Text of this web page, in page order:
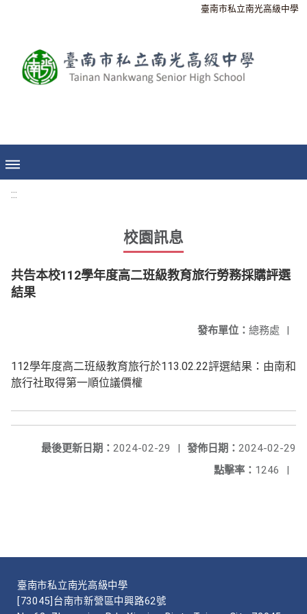
臺南市私立南光高級中學
:::
校園訊息
共告本校112學年度高二班級教育旅行勞務採購評選
結果
發布單位： 總務處 |
112學年度高二班級教育旅行於113.02.22評選結果：由南和
旅行社取得第一順位議價權
發佈日期： 2024-02-29
最後更新日期： 2024-02-29
|
點擊率： 1246 |
臺南市私立南光高級中學
[73045]台南市新營區中興路62號